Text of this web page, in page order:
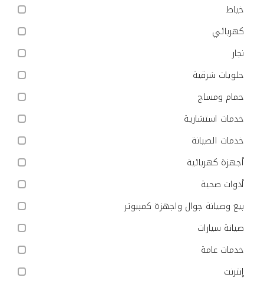
خياط
كهربائي
نجار
حلويات شرقية
حمام ومساج
خدمات استشارية
خدمات الصيانة
أجهزة كهربائية
أدوات صحية
بيع وصيانة جوال واجهزة كمبيوتر
صيانة سيارات
خدمات عامة
إنترنت